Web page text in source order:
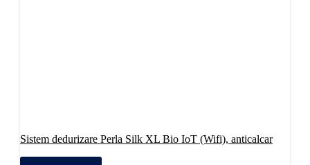
Sistem dedurizare Perla Silk XL Bio IoT (Wifi), anticalcar